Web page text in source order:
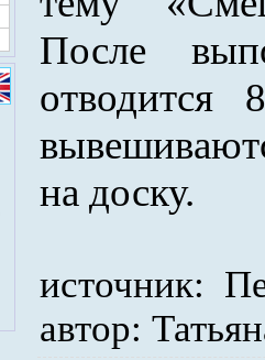
После
отводится
на доску.
источник:
автор: